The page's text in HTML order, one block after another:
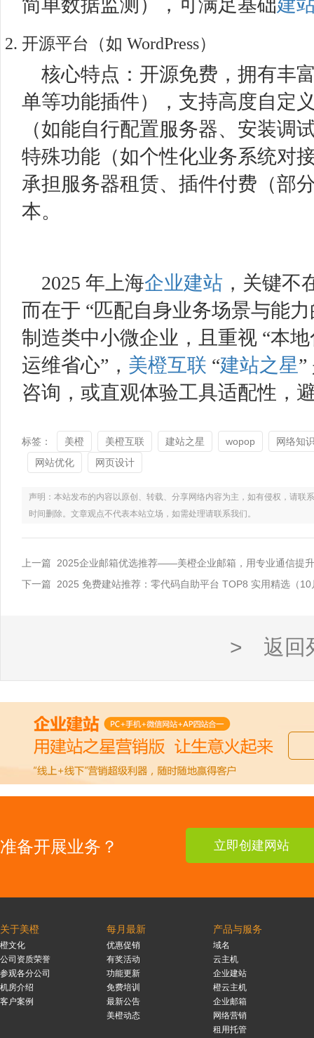
简单数据监测），可满足基础建
开源平台（如 WordPress）​
核心特点：开源免费，拥有丰
单等功能插件），支持高度自定
（如能自行配置服务器、安装调
特殊功能（如个性化业务系统对
承担服务器租赁、插件付费（部
本。​
2025 年上海企业建站 ，关键不
而在于 “匹配自身业务场景与能
制造类中小微企业，且重视 “本
运维省心”， 美橙互联 “建站之星”
咨询，或直观体验工具适配性，
标签： 美橙 美橙互联 建站之星 wopop
网络知
网站优化
网页设计
声明：本站发布的内容以原创、转载、分享网络内容为主，如有侵权，请
时间删除。文章观点不代表本站立场，如需处理请联系我们。
上一篇 2025企业邮箱优选推荐——美橙企业邮箱，用专业通信提
下一篇 2025 免费建站推荐：零代码自助平台 TOP8 实用精选（10
> 返回
准备开展业务？ 立即创建网站
关于美橙
橙文化
公司资质荣誉
参观各分公司
机房介绍
客户案例
每月最新
优惠促销
有奖活动
功能更新
免费培训
最新公告
美橙动态
产品与服务
域名
云主机
企业建站
橙云主机
企业邮箱
网络营销
租用托管